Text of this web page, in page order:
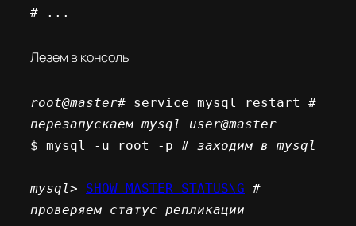
# ...
Лезем в консоль
root@master# service mysql restart #
перезапускаем mysql
user@master
$ mysql -u root -p # заходим в mysql
mysql> SHOW MASTER STATUS\G #
проверяем статус репликации